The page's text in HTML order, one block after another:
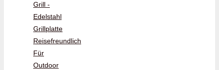
Grill -
Edelstahl
Grillplatte
Reisefreundlich
Für
Outdoor